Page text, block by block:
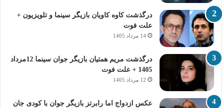
درگذشت کاوه کاویان بازیگر سینما و تلویزیون +
علت فوت
14 مرداد 1405
درگذشت مریم همتیان بازیگر جوان سینما 12مرداد
1405 + علت فوت
12 مرداد 1405
عکس ازدواج اما رابرتز بازیگر جوان با کودی جان